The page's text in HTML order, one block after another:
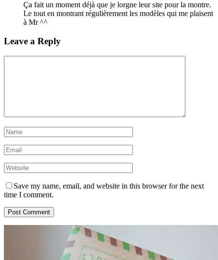
Ça fait un moment déjà que je lorgne leur site pour la montre.
Le tout en montrant régulièrement les modèles qui me plaisent
à Mr ^^
Leave a Reply
Save my name, email, and website in this browser for the next
time I comment.